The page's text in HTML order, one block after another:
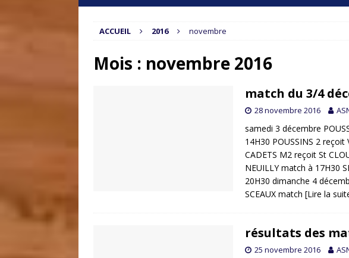
ACCUEIL 2016 novembre
Mois : novembre 2016
match du 3/4
28 novembre 2016
samedi 3 décembre
14H30 POUSSINS 2 reçoit
CADETS M2 reçoit St
NEUILLY match à 17H30
20H30 dimanche 4
SCEAUX match [Lire la
résultats des
25 novembre 2016